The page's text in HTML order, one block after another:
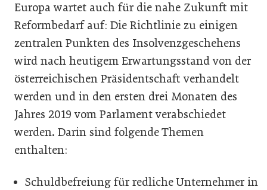
Europa wartet auch für die nahe Zukunft mit
Reformbedarf auf: Die Richtlinie zu einigen
zentralen Punkten des Insolvenzgeschehens
wird nach heutigem Erwartungsstand von der
österreichischen Präsidentschaft verhandelt
werden und in den ersten drei Monaten des
Jahres 2019 vom Parlament verabschiedet
werden. Darin sind folgende Themen
enthalten:
Schuldbefreiung für redliche Unternehmer in